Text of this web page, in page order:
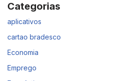
Categorias
aplicativos
cartao bradesco
Economia
Emprego